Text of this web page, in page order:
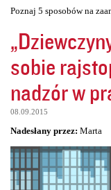
Poznaj 5 sposobów na
sobie
nadzór w
08.09.2015
Nadesłany przez: Marta